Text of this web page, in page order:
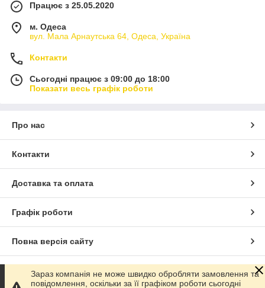
Працює з 25.05.2020
м. Одеса
вул. Мала Арнаутська 64, Одеса, Україна
Контакти
Сьогодні працює з 09:00 до 18:00
Показати весь графік роботи
Про нас
Контакти
Доставка та оплата
Графік роботи
Повна версія сайту
Сайт створено на маркетплейсіProm.ua
Зараз компанія не може швидко обробляти замовлення та
повідомлення, оскільки за її графіком роботи сьогодні